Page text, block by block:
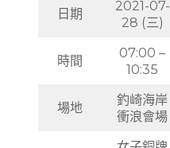
日期
2021-07-
28 (三)
時間
07:00 –
10:35
場地
釣崎海岸
衝浪會場